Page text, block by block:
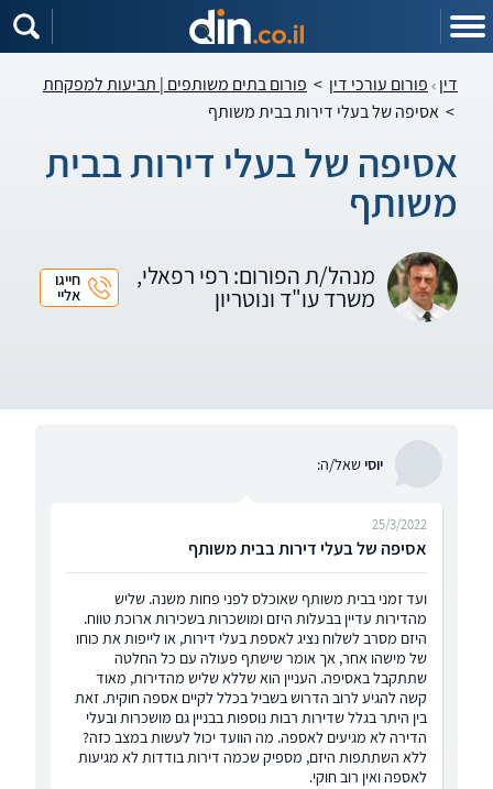
דין פורום עורכי דין > פורום בתים משותפים | תביעות למפקחת
> אסיפה של בעלי דירות בבית משותף
אסיפה של בעלי דירות בבית
משותף
מנהל/ת הפורום: רפי רפאלי,
משרד עו"ד ונוטריון
חייגו
אליי
יוסישאל/ה:
אסיפה של בעלי דירות בבית משותף
25/3/2022
ועד זמני בבית משותף שאוכלס לפני פחות משנה. שליש
מהדירות עדיין בבעלות היזם ומושכרות בשכירות ארוכת טווח.
היזם מסרב לשלוח נציג לאספת בעלי דירות, או לייפות את כוחו
של מישהו אחר, אך אומר שישתף פעולה עם כל החלטה
שתתקבל באסיפה. העניין הוא שללא שליש מהדירות, מאוד
קשה להגיע לרוב הדרוש בשביל בכלל לקיים אספה חוקית. זאת
בין היתר בגלל שדירות רבות נוספות בבניין גם מושכרות ובעלי
הדירה לא מגיעים לאספה. מה הוועד יכול לעשות במצב כזה?
ללא השתתפות היזם, מספיק שכמה דירות בודדות לא מגיעות
לאספה ואין רוב חוקי.